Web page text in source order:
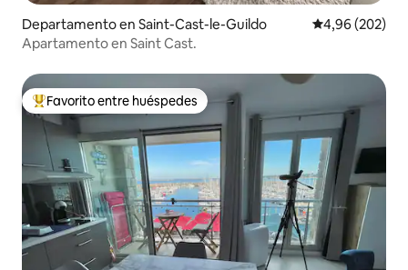
Departamento en Saint-Cast-le-Guildo Calificación
4,96 (202)
Apartamento en Saint Cast.
Favorito entre los huéspedes más destacados
Favorito entre huéspedes